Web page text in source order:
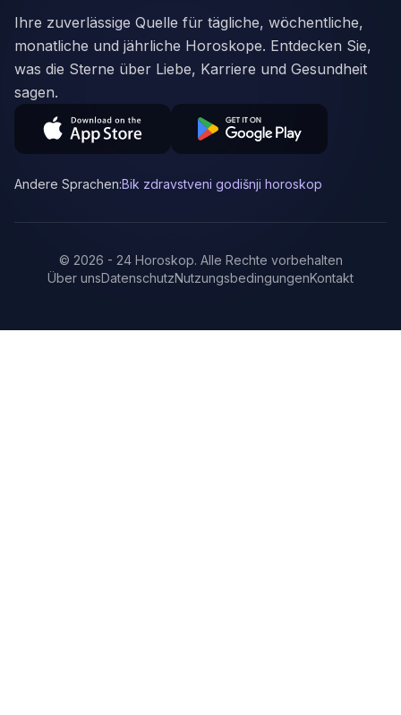
Ihre zuverlässige Quelle für tägliche, wöchentliche,
monatliche und jährliche Horoskope. Entdecken Sie,
was die Sterne über Liebe, Karriere und Gesundheit
sagen.
Andere Sprachen:Bik zdravstveni godišnji horoskop
© 2026 - 24 Horoskop. Alle Rechte vorbehalten
Über unsDatenschutzNutzungsbedingungenKontakt